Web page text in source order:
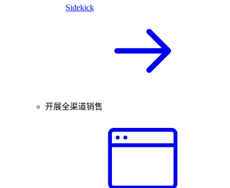
Sidekick
开展全渠道销售